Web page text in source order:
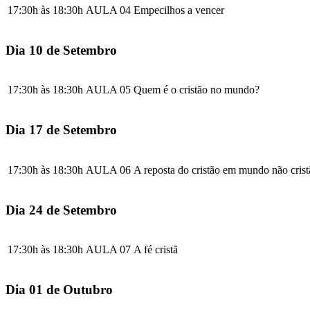
17:30h às 18:30h AULA 04 Empecilhos a vencer
Dia 10 de Setembro
17:30h às 18:30h AULA 05 Quem é o cristão no mundo?
Dia 17 de Setembro
17:30h às 18:30h AULA 06 A reposta do cristão em mundo não
Dia 24 de Setembro
17:30h às 18:30h AULA 07 A fé cristã
Dia 01 de Outubro